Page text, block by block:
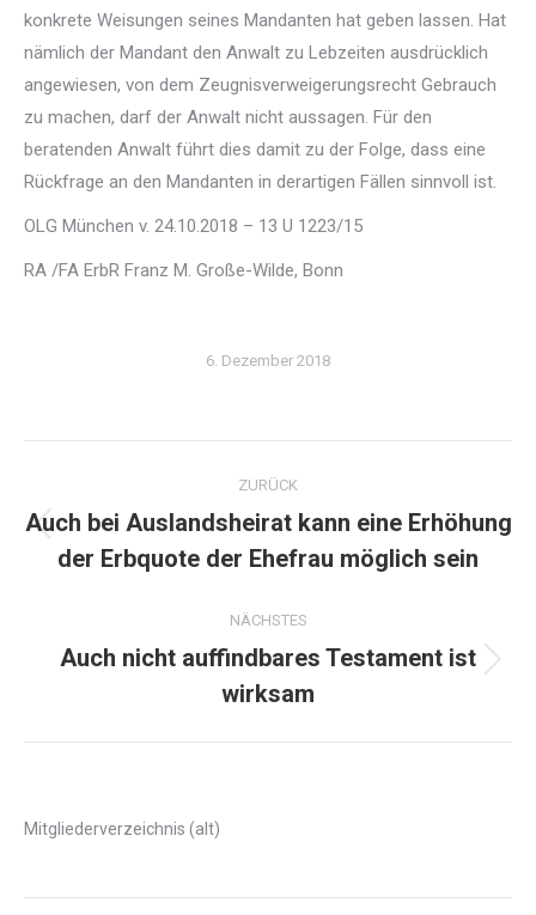
konkrete Weisungen seines Mandanten hat geben lassen. Hat
nämlich der Mandant den Anwalt zu Lebzeiten ausdrücklich
angewiesen, von dem Zeugnisverweigerungsrecht Gebrauch
zu machen, darf der Anwalt nicht aussagen. Für den
beratenden Anwalt führt dies damit zu der Folge, dass eine
Rückfrage an den Mandanten in derartigen Fällen sinnvoll ist.
OLG München v. 24.10.2018 – 13 U 1223/15
RA /FA ErbR Franz M. Große-Wilde, Bonn
6. Dezember 2018
Kommentarnavigation
ZURÜCK
Vorheriger
Beitrag:
Auch bei Auslandsheirat kann eine Erhöhung
der Erbquote der Ehefrau möglich sein
NÄCHSTES
Nächster
Beitrag:
Auch nicht auffindbares Testament ist
wirksam
Mitgliederverzeichnis (alt)